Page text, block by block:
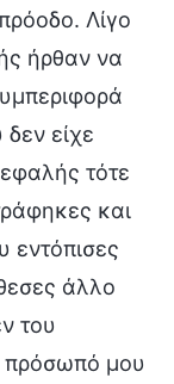
Λίγο
ήρθαν να
είχε
τότε
και
εντόπισες
άλλο
του
πρόσωπό μου